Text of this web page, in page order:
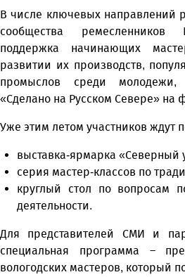
В числе ключевых направлений
сообщества ремесленников
поддержка начинающих
развитии их производств,
промыслов среди молодежи,
«Сделано на Русском Севере» на
Уже этим летом участников ждут
выставка-ярмарка «Северный
серия мастер-классов по
круглый стол по вопросам
деятельности.
Для представителей СМИ и
специальная программа –
вологодских мастеров, который